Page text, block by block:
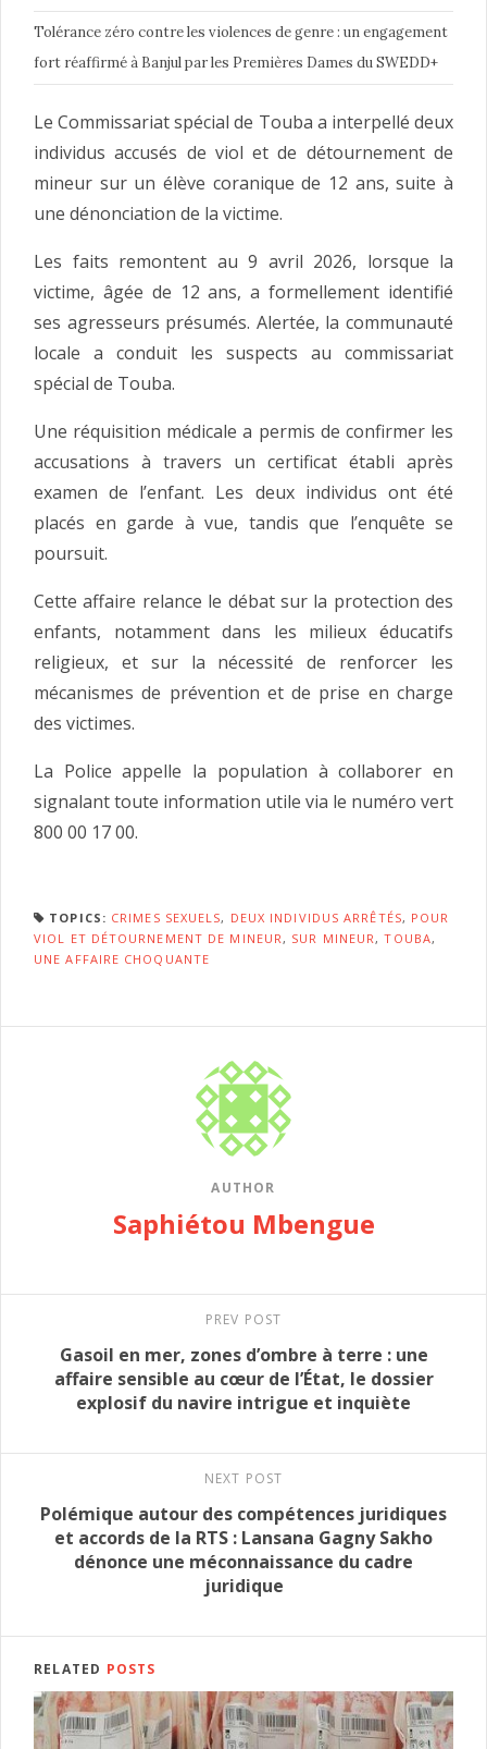
Tolérance zéro contre les violences de genre : un engagement
fort réaffirmé à Banjul par les Premières Dames du SWEDD+
Le Commissariat spécial de Touba a interpellé deux
individus accusés de viol et de détournement de
mineur sur un élève coranique de 12 ans, suite à
une dénonciation de la victime.
Les faits remontent au 9 avril 2026, lorsque la
victime, âgée de 12 ans, a formellement identifié
ses agresseurs présumés. Alertée, la communauté
locale a conduit les suspects au commissariat
spécial de Touba.
Une réquisition médicale a permis de confirmer les
accusations à travers un certificat établi après
examen de l’enfant. Les deux individus ont été
placés en garde à vue, tandis que l’enquête se
poursuit.
Cette affaire relance le débat sur la protection des
enfants, notamment dans les milieux éducatifs
religieux, et sur la nécessité de renforcer les
mécanismes de prévention et de prise en charge
des victimes.
La Police appelle la population à collaborer en
signalant toute information utile via le numéro vert
800 00 17 00.
TOPICS: CRIMES SEXUELS, DEUX INDIVIDUS ARRÊTÉS, POUR
VIOL ET DÉTOURNEMENT DE MINEUR , SUR MINEUR ,TOUBA,
UNE AFFAIRE CHOQUANTE
AUTHOR
Saphiétou Mbengue
PREV POST
Gasoil en mer, zones d’ombre à terre : une
affaire sensible au cœur de l’État, le dossier
explosif du navire intrigue et inquiète
NEXT POST
Polémique autour des compétences juridiques
et accords de la RTS : Lansana Gagny Sakho
dénonce une méconnaissance du cadre
juridique
RELATED POSTS